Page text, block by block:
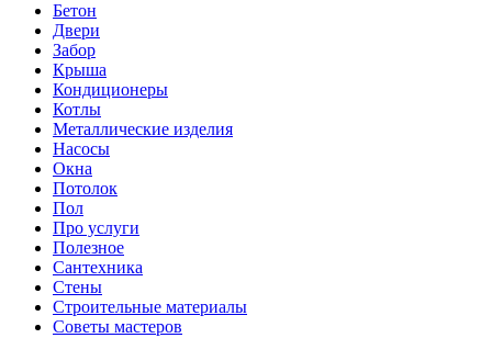
Бетон
Двери
Забор
Крыша
Кондиционеры
Котлы
Металлические изделия
Насосы
Окна
Потолок
Пол
Про услуги
Полезное
Сантехника
Стены
Строительные материалы
Советы мастеров